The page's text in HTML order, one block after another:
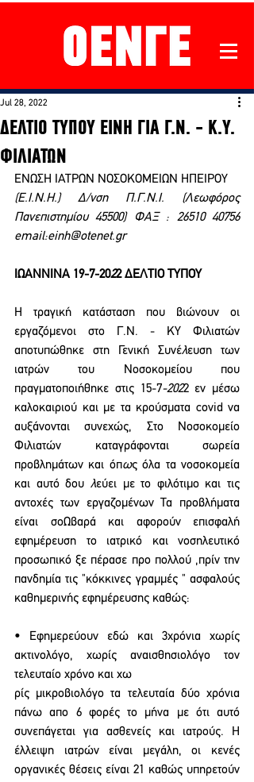
ΔΕΛΤΙΟ ΤΥΠΟΥ ΕΙΝΗ ΓΙΑ Γ.Ν. - Κ.Υ.
ΦΙΛΙΑΤΩΝ
Jul 28, 2022
ΕΝΩΣΗ ΙΑΤΡΩΝ ΝΟΣΟΚΟΜΕΙΩΝ ΗΠΕΙΡΟΥ
(Ε.Ι.Ν.Η.) Δ/νση Π.Γ.Ν.Ι. (Λεωφόρος
Πανεπιστημίου 45500) ΦΑΞ : 26510 40756
email:einh@otenet.gr
ΙΩΑΝΝΙΝΑ 19-7-2022 ΔΕΛΤΙΟ ΤΥΠΟΥ
Η τραγική κατάσταση που βιώνουν οι
εργαζόμενοι στο Γ.Ν. - ΚΥ Φιλιατών
αποτυπώθηκε στη Γενική Συνέλευση των
ιατρών του Νοσοκομείου που
πραγματοποιήθηκε στις 15-7-2022 εν μέσω
καλοκαιριού και με τα κρούσματα covid να
αυξάνονται συνεχώς, Στο Νοσοκομείο
Φιλιατών καταγράφονται σωρεία
προβλημάτων και όπως όλα τα νοσοκομεία
και αυτό δου λεύει με το φιλότιμο και τις
αντοχές των εργαζομένων Τα προβλήματα
είναι σοΩβαρά και αφορούν επισφαλή
εφημέρευση το ιατρικό και νοσηλευτικό
προσωπικό ξε πέρασε προ πολλού ,πρίν την
πανδημία τις "κόκκινες γραμμές " ασφαλούς
καθημερινής εφημέρευσης καθώς:
• Εφημερεύουν εδώ και 3χρόνια χωρίς
ακτινολόγο, χωρίς αναισθησιολόγο τον
τελευταίο χρόνο και χω
ρίς μικροβιολόγο τα τελευταία δύο χρόνια
πάνω απο 6 φορές το μήνα με ότι αυτό
συνεπάγεται για ασθενείς και ιατρούς. Η
έλλειψη ιατρών είναι μεγάλη, οι κενές
οργανικές θέσεις είναι 21 καθώς υπηρετούν